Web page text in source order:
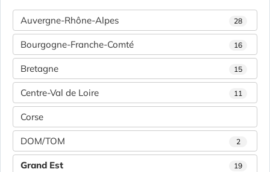
Auvergne-Rhône-Alpes 28
Bourgogne-Franche-Comté 16
Bretagne 15
Centre-Val de Loire 11
Corse
DOM/TOM 2
Grand Est 19